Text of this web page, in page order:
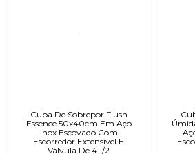
Cuba De Sobrepor Flush
Essence 50x40cm Em Aço
Inox Escovado Com
Escorredor Extensível E
Válvula De 4.1/2